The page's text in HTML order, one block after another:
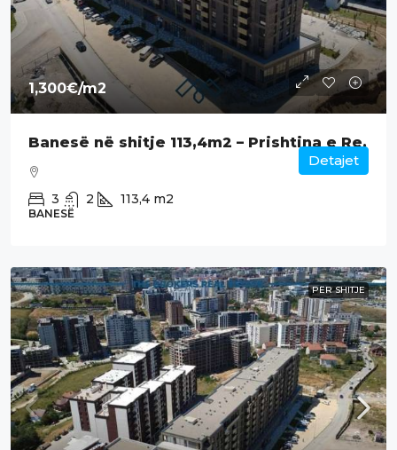
1,300€/m2
Banesë në shitje 113,4m2 – Prishtina e Re.
3 2 113,4 m2
BANESË
Detajet
PËR SHITJE